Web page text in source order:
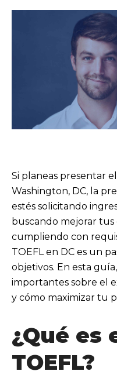
Si planeas presentar
Washington, DC, la
estés solicitando
buscando mejorar
cumpliendo con
TOEFL en DC es un
objetivos. En esta
importantes sobre el
y cómo maximizar tu
¿Qué es
TOEFL?